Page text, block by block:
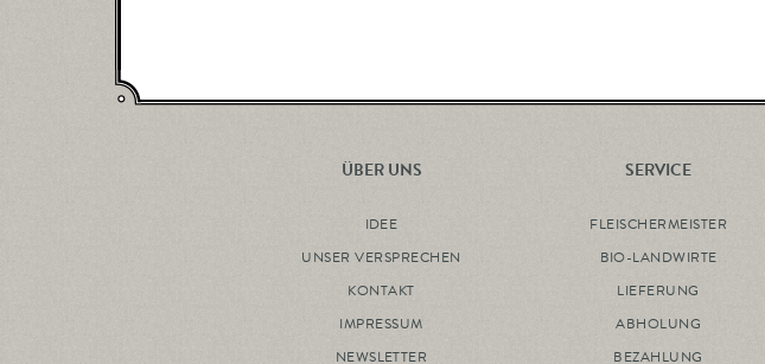
ÜBER UNS
IDEE
UNSER VERSPRECHEN
KONTAKT
IMPRESSUM
NEWSLETTER
SERVICE
FLEISCHERMEISTER
BIO-LANDWIRTE
LIEFERUNG
ABHOLUNG
BEZAHLUNG